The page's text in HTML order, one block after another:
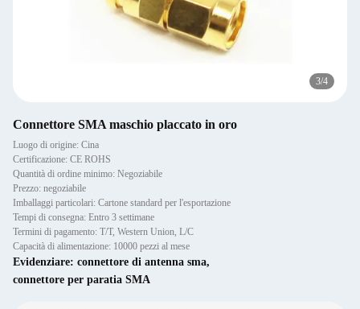
3/4
Connettore SMA maschio placcato in oro
Luogo di origine: Cina
Certificazione: CE ROHS
Quantità di ordine minimo: Negoziabile
Prezzo: negoziabile
Imballaggi particolari: Cartone standard per l'esportazione
Tempi di consegna: Entro 3 settimane
Termini di pagamento: T/T, Western Union, L/C
Capacità di alimentazione: 10000 pezzi al mese
Evidenziare: connettore di antenna sma,
connettore per paratia SMA